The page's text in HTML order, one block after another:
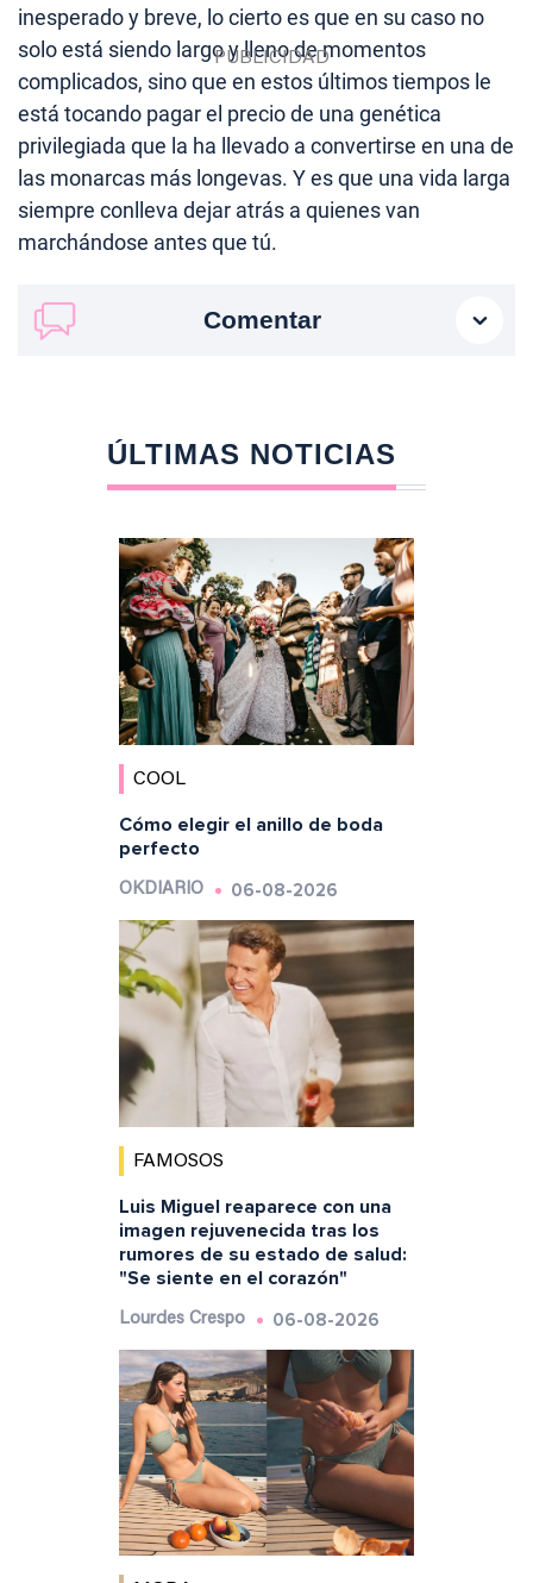
inesperado y breve, lo cierto es que en su caso no
solo está siendo largo y lleno de momentos
complicados, sino que en estos últimos tiempos le
está tocando pagar el precio de una genética
privilegiada que la ha llevado a convertirse en una de
las monarcas más longevas. Y es que una vida larga
siempre conlleva dejar atrás a quienes van
marchándose antes que tú.
Comentar
ÚLTIMAS NOTICIAS
COOL
Cómo elegir el anillo de boda
perfecto
OKDIARIO 06-08-2026
FAMOSOS
Luis Miguel reaparece con una
imagen rejuvenecida tras los
rumores de su estado de salud:
"Se siente en el corazón"
Lourdes Crespo 06-08-2026